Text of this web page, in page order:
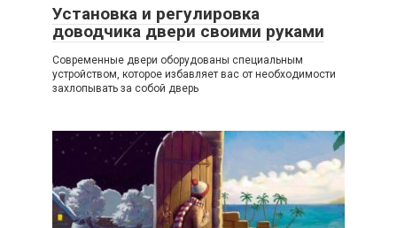
Установка и регулировка
доводчика двери своими руками
Современные двери оборудованы специальным
устройством, которое избавляет вас от необходимости
захлопывать за собой дверь